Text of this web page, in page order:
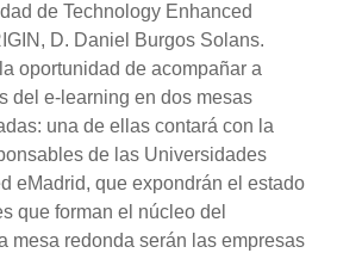
de Technology Enhanced
D. Daniel Burgos Solans.
oportunidad de acompañar a
del e-learning en dos mesas
una de ellas contará con la
de las Universidades
eMadrid, que expondrán el estado
que forman el núcleo del
mesa redonda serán las empresas